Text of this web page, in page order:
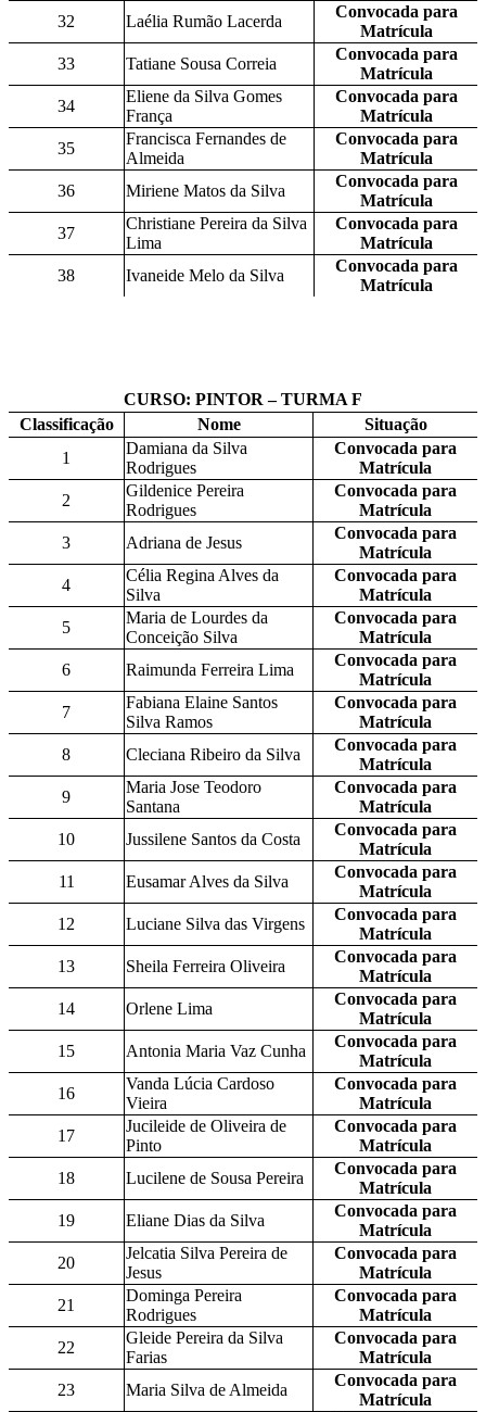
32
Laélia Rumão Lacerda
Convocada para
Matrícula
33
Tatiane Sousa Correia
Convocada para
Matrícula
34
Eliene da Silva Gomes
França
Convocada para
Matrícula
35
Francisca Fernandes de
Almeida
Convocada para
Matrícula
36
Miriene Matos da Silva
Convocada para
Matrícula
37
Christiane Pereira da Silva
Lima
Convocada para
Matrícula
38
Ivaneide Melo da Silva
Convocada para
Matrícula
CURSO: PINTOR – TURMA F
Classificação
Nome
Situação
1
Damiana da Silva
Rodrigues
Convocada para
Matrícula
2
Gildenice Pereira
Rodrigues
Convocada para
Matrícula
3
Adriana de Jesus
Convocada para
Matrícula
4
Célia Regina Alves da
Silva
Convocada para
Matrícula
5
Maria de Lourdes da
Conceição Silva
Convocada para
Matrícula
6
Raimunda Ferreira Lima
Convocada para
Matrícula
7
Fabiana Elaine Santos
Silva Ramos
Convocada para
Matrícula
8
Cleciana Ribeiro da Silva
Convocada para
Matrícula
9
Maria Jose Teodoro
Santana
Convocada para
Matrícula
10
Jussilene Santos da Costa
Convocada para
Matrícula
11
Eusamar Alves da Silva
Convocada para
Matrícula
12
Luciane Silva das Virgens
Convocada para
Matrícula
13
Sheila Ferreira Oliveira
Convocada para
Matrícula
14
Orlene Lima
Convocada para
Matrícula
15
Antonia Maria Vaz Cunha
Convocada para
Matrícula
16
Vanda Lúcia Cardoso
Vieira
Convocada para
Matrícula
17
Jucileide de Oliveira de
Pinto
Convocada para
Matrícula
18
Lucilene de Sousa Pereira
Convocada para
Matrícula
19
Eliane Dias da Silva
Convocada para
Matrícula
20
Jelcatia Silva Pereira de
Jesus
Convocada para
Matrícula
21
Dominga Pereira
Rodrigues
Convocada para
Matrícula
22
Gleide Pereira da Silva
Farias
Convocada para
Matrícula
23
Maria Silva de Almeida
Convocada para
Matrícula